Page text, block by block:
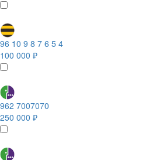
96 10 9 8 7 6 5 4
100 000 ₽
962 7007070
250 000 ₽